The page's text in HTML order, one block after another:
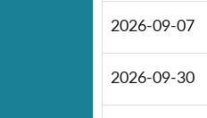
2026-09-07
2026-09-30